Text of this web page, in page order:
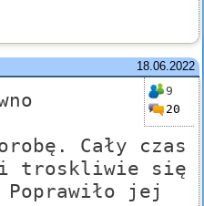
18.06.2022
9
20
Cały czas
i troskliwie się
Poprawiło jej